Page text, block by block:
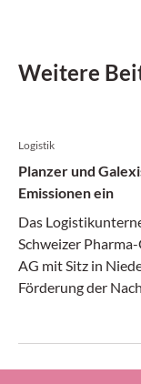
Weitere
Logistik
Planzer und
Emissionen ein
Das
Schweizer
AG mit Sitz in
Förderung der